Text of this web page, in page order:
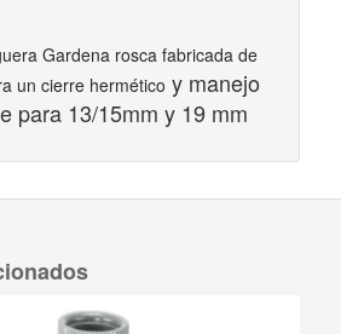
Gardena rosca fabricada de
un cierre hermético y manejo
para 13/15mm y 19 mm